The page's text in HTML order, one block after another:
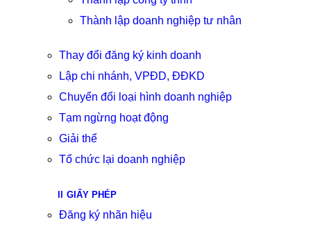
Thành lập doanh nghiệp tư nhân
Thay đổi đăng ký kinh doanh
Lập chi nhánh, VPĐD, ĐĐKD
Chuyển đổi loại hình doanh nghiệp
Tạm ngừng hoạt động
Giải thể
Tổ chức lại doanh nghiệp
GIẤY PHÉP
Đăng ký nhãn hiệu